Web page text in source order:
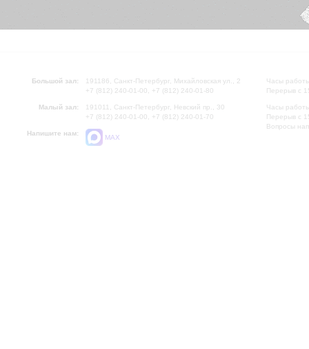
Большой зал:
191186, Санкт-Петербург, Михайловская ул., 2
+7 (812) 240-01-00, +7 (812) 240-01-80
Малый зал:
191011, Санкт-Петербург, Невский пр., 30
+7 (812) 240-01-00, +7 (812) 240-01-70
Напишите нам:
MAX
Часы
Перерыв с
Часы
Перерыв с
Вопросы